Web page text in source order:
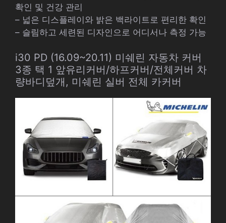
확인 및 건강 관리
– 넓은 디스플레이와 밝은 백라이트로 편리한 확인
– 슬림하고 세련된 디자인으로 어디서나 측정 가능
i30 PD (16.09~20.11) 미쉐린 자동차 커버
3종 택 1 앞유리커버/하프커버/전체커버 차
량바디덮개, 미쉐린 실버 전체 카커버